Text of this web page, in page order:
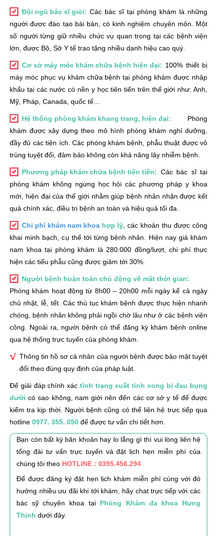
Đội ngũ bác sĩ giỏi: Các bác sĩ tại phòng khám là những
người được đào tạo bài bản, có kinh nghiệm chuyên môn. Một
số người từng giữ nhiều chức vụ quan trọng tại các bệnh viện
lớn, được Bộ, Sở Y tế trao tặng nhiều danh hiệu cao quý.
Cơ sở máy móc khám chữa bệnh hiện đại: 100% thiết bị
máy móc phục vụ khám chữa bệnh tại phòng khám được nhập
khẩu tại các nước có nền y học tiên tiến trên thế giới như: Anh,
Mỹ, Pháp, Canada, quốc tế…
Hệ thống phòng khám khang trang, hiện đại: Phòng
khám được xây dựng theo mô hình phòng khám nghỉ dưỡng,
đầy đủ các tiện ích. Các phòng khám bệnh, phẫu thuật được vô
trùng tuyệt đối, đảm bảo không còn khả năng lây nhiễm bệnh.
Phương pháp khám chữa bệnh tiên tiến: Các bác sĩ tại
phòng khám không ngừng học hỏi các phương pháp y khoa
mới, hiện đại của thế giới nhằm giúp bệnh nhân nhận được kết
quả chính xác, điều trị bệnh an toàn và hiệu quả tối đa.
Chi phí khám nam khoa hợp lý , các khoản thu được công
khai minh bạch, cụ thể tới từng bệnh nhân. Hiện nay giá khám
nam khoa tại phòng khám là 280.000 đồng/lượt, chi phí thực
hiện các tiểu phẫu cũng được giảm tới 30%.
Người bệnh hoàn toàn chủ động về mặt thời gian:
Phòng khám hoạt động từ 8h00 – 20h00 mỗi ngày kể cả ngày
chủ nhật, lễ, tết. Các thủ tục khám bệnh được thực hiện nhanh
chóng, bệnh nhân không phải ngồi chờ lâu như ở các bệnh viện
công. Ngoài ra, người bệnh có thể đăng ký khám bệnh online
qua hệ thống trực tuyến của phòng khám.
Thông tin hồ sơ cá nhân của người bệnh được bảo mật tuyệt
đối theo đúng quy định của pháp luật.
Để giải đáp chính xác tình trạng xuất tinh xong bị đau bụng
dưới có sao không, nam giới nên đến các cơ sở y tế để được
kiểm tra kịp thời. Người bệnh cũng có thể liên hệ trực tiếp qua
hotline 0977. 355. 050 để được tư vấn chi tiết hơn.
Bạn còn bất kỳ băn khoăn hay lo lắng gì thì vui lòng liên hệ
tổng đài tư vấn trực tuyến và đặt lịch hẹn miễn phí của
chúng tôi theo HOTLINE : 0395.456.294
Để được đăng ký đặt hẹn lịch khám miễn phí cùng với đó
hưởng nhiều ưu đãi khi tới khám, hãy chat trực tiếp với các
bác sỹ chuyên khoa tại Phòng Khám đa khoa Hưng
Thịnh dưới đây.